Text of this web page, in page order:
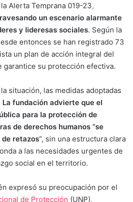
Alerta Temprana 019-23,
un escenario alarmante
y lideresas sociales. Según la
entonces se han registrado 73
un plan de acción integral del
garantice su protección efectiva.
situación, las medidas adoptadas
La fundación advierte que el
para la protección de
de derechos humanos “se
de retazos”, sin una estructura clara
a las necesidades urgentes de
social en el territorio.
expresó su preocupación por el
de Protección (UNP),